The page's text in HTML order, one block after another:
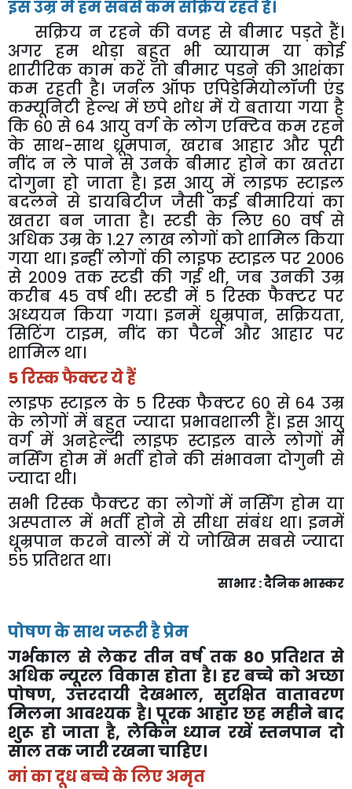
इसउम्रमेंहमसबसेकमसक्रियरहतेहैं।
सक्रिय न रहने की वजह से बीमार पड़ते हैं।
अगर हम थोड़ा बहुत भी व्यायाम या कोई
शारीरिक काम करें तो बीमार पडऩे की आशंका
कम रहती है। जर्नल ऑफ एपिडेमियोलॉजी एंड
कम्यूनिटी हेल्थ में छपे शोध में ये बताया गया है
कि ६० से ६४ आयु वर्ग के लोग एक्टिव कम रहने
के साथ-साथ ध्रूमपान, खराब आहार और पूरी
नींद न ले पाने से उनके बीमार होने का खतरा
दोगुना हो जाता है। इस आयु में लाइफ स्टाइल
बदलने से डायबिटीज जैसी कई बीमारियां का
खतरा बन जाता है। स्टडी के लिए ६० वर्ष से
अधिक उम्र के १.२७ लाख लोगों को शामिल किया
गया था। इन्हीं लोगों की लाइफ स्टाइल पर २००६
से २००९ तक स्टडी की गई थी,जब उनकी उम्र
करीब ४५ वर्ष थी। स्टडी में ५ रिस्क फैक्टर पर
अध्ययन किया गया। इनमें धूम्रपान,सक्रियता,
सिटिंग टाइम, नींद का पैटर्न और आहार पर
शामिल था।
5रिस्कफैक्टरयेहैं
लाइफ स्टाइल के ५ रिस्क फैक्टर ६० से ६४ उम्र
के लोगों में बहुत ज्यादा प्रभावशाली हैं। इस आयु
वर्ग में अनहेल्दी लाइफ स्टाइल वाले लोगों में
नर्सिंग होम में भर्ती होने की संभावना दोगुनी से
ज्यादा थी।
सभी रिस्क फैक्टर का लोगों में नर्सिंग होम या
अस्पताल में भर्ती होने से सीधा संबंध था। इनमें
धूम्रपान करने वालों में ये जोखिम सबसे ज्यादा
५५ प्रतिशत था।
साभार:दैनिकभास्कर
पोषणकेसाथजरूरीहैप्रेम
गर्भकाल से लेकर तीन वर्ष तक80 प्रतिशत से
अधिक न्यूरल विकास होता है। हर बच्चे को अच्छा
पोषण, उत्तरदायी देखभाल, सुरक्षित वातावरण
मिलना आवश्यक है। पूरक आहार छह महीने बाद
शुरू हो जाता है, लेकिन ध्यान रखें स्तनपान दो
सालतकजारीरखनाचाहिए।
मांकादूधबच्चेकेलिएअमृत